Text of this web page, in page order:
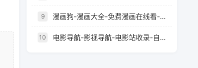
9 漫画狗-漫画大全-免费漫画在线看-最好看的漫画
10 电影导航-影视导航-电影站收录-自动收录网-网站收录